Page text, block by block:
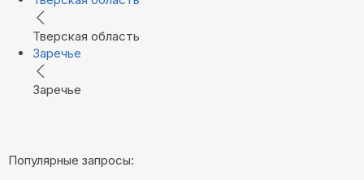
Тверская область
Заречье
Заречье
Популярные запросы: